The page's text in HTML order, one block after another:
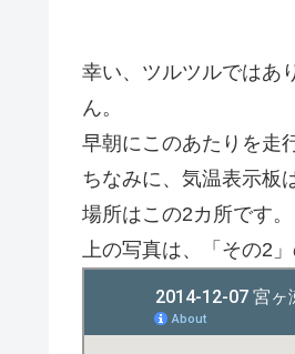
幸い、ツルツルではあ
ん。
早朝にこのあたりを走
ちなみに、気温表示板
場所はこの2カ所です。
上の写真は、「その2